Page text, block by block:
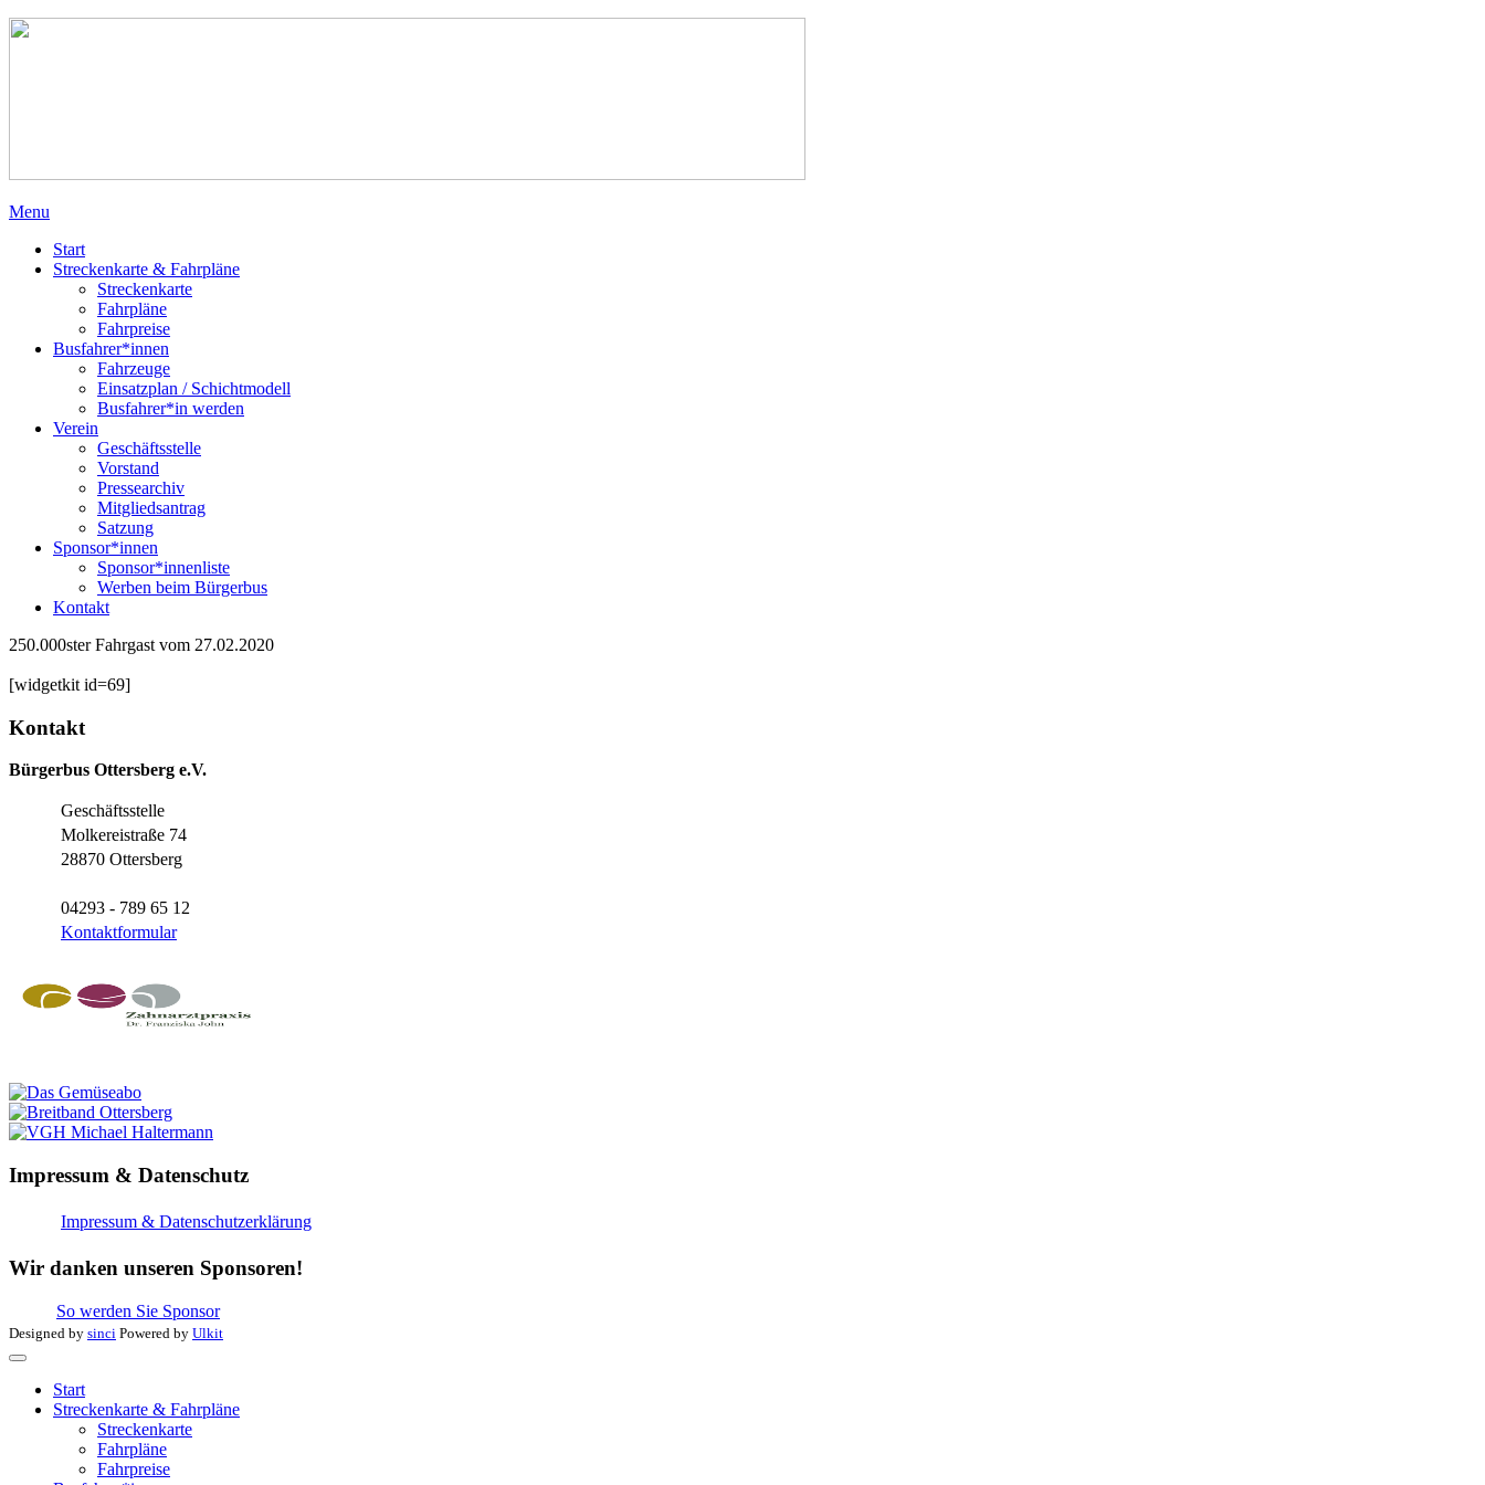
Menu
Start
Streckenkarte & Fahrpläne
Streckenkarte
Fahrpläne
Fahrpreise
Busfahrer*innen
Fahrzeuge
Einsatzplan / Schichtmodell
Busfahrer*in werden
Verein
Geschäftsstelle
Vorstand
Pressearchiv
Mitgliedsantrag
Satzung
Sponsor*innen
Sponsor*innenliste
Werben beim Bürgerbus
Kontakt
250.000ster Fahrgast vom 27.02.2020
[widgetkit id=69]
Kontakt
Bürgerbus Ottersberg e.V.
Geschäftsstelle
Molkereistraße 74
28870 Ottersberg
04293 - 789 65 12
Kontaktformular
Impressum & Datenschutz
Impressum & Datenschutzerklärung
Wir danken unseren Sponsoren!
So werden Sie Sponsor
Designed by sinci Powered by Ulkit
Start
Streckenkarte & Fahrpläne
Streckenkarte
Fahrpläne
Fahrpreise